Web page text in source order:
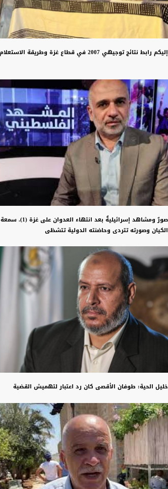
إليكم رابط نتائج توجيهي 2007 في قطاع غزة وطريقة الاستعلام
صورٌ ومشاهد إسرائيليةٌ بعد انتهاء العدوان على غزة (1). سمعة
الكيان وصورته تتردى وحاضنته الدولية تتشظى
خليل الحية: طوفان الأقصى كان رد اعتبار لتهميش القضية